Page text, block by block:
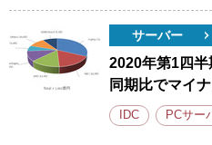
サーバー
2020年第1四
同期比でマイ
IDC PCサー